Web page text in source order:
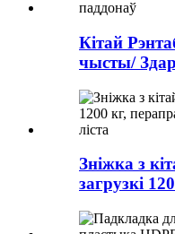
Кітай
чысты/
Зніжка з
загрузкі